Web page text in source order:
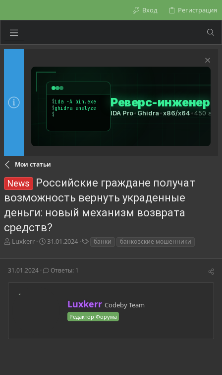
Вход Регистрация
Мои статьи
News
Российские граждане получат
возможность вернуть украденные
деньги: новый механизм возврата
средств?
А
т
о
т
Luxkerr
Д
т
а
а
31.01.2024
г
банки банковские мошенники
31.01.2024 Ответы: 1
А
в
т
р
Luxkerr Codeby Team
Редактор Форума